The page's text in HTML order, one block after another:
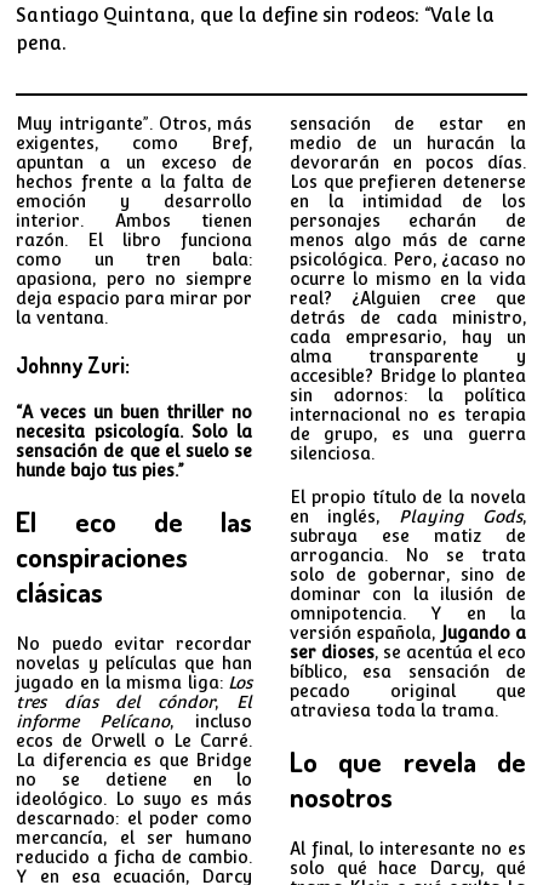
Santiago Quintana, que la define sin rodeos: “Vale la
pena.
Muy intrigante”. Otros, más
exigentes, como Bref,
apuntan a un exceso de
hechos frente a la falta de
emoción y desarrollo
interior. Ambos tienen
razón. El libro funciona
como un tren bala:
apasiona, pero no siempre
deja espacio para mirar por
la ventana.
Johnny Zuri:
“A veces un buen thriller no
necesita psicología. Solo la
sensación de que el suelo se
hunde bajo tus pies.”
El eco de las
conspiraciones
clásicas
No puedo evitar recordar
novelas y películas que han
jugado en la misma liga: Los
tres días del cóndor, El
informe Pelícano, incluso
ecos de Orwell o Le Carré.
La diferencia es que Bridge
no se detiene en lo
ideológico. Lo suyo es más
descarnado: el poder como
mercancía, el ser humano
reducido a ficha de cambio.
Y en esa ecuación, Darcy
sensación de estar en
medio de un huracán la
devorarán en pocos días.
Los que prefieren detenerse
en la intimidad de los
personajes echarán de
menos algo más de carne
psicológica. Pero, ¿acaso no
ocurre lo mismo en la vida
real? ¿Alguien cree que
detrás de cada ministro,
cada empresario, hay un
alma transparente y
accesible? Bridge lo plantea
sin adornos: la política
internacional no es terapia
de grupo, es una guerra
silenciosa.
El propio título de la novela
en inglés, Playing Gods,
subraya ese matiz de
arrogancia. No se trata
solo de gobernar, sino de
dominar con la ilusión de
omnipotencia. Y en la
versión española,
Jugando a
ser dioses, se acentúa el eco
bíblico, esa sensación de
pecado original que
atraviesa toda la trama.
Lo que revela de
nosotros
Al final, lo interesante no es
solo qué hace Darcy, qué